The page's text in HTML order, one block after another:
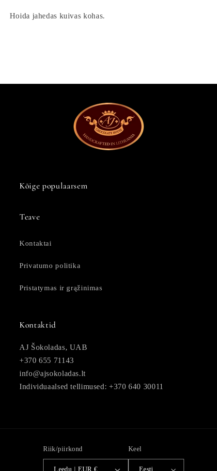
Hoida jahedas kuivas kohas.
Kõige populaarsem
Teave
Kontaktai
Privatumo politika
Pristatymas ir grąžinimas
Kontaktid
AJ Šokoladas, UAB
+370 655 71143
info@ajsokoladas.lt
Individuaalsed tellimused: +370 640 30011
Riik/piirkond
Leedu | EUR €
Keel
Eesti